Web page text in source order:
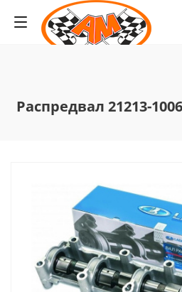
Распредвал 21213-